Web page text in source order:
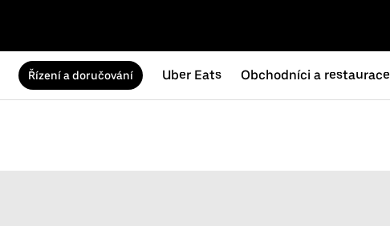
Řízení a doručování Uber Eats Obchodníci a restaurace